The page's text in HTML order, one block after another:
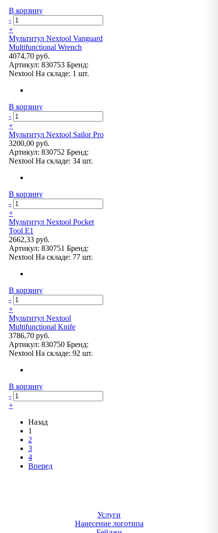
В корзину
-
+
Мультитул Nextool Vanguard
Multifunctional Wrench
4074,70 руб.
Артикул: 830753 Бренд:
Nextool На складе: 1 шт.
В корзину
-
+
Мультитул Nextool Sailor Pro
3200,00 руб.
Артикул: 830752 Бренд:
Nextool На складе: 34 шт.
В корзину
-
+
Мультитул Nextool Pocket
Tool E1
2662,33 руб.
Артикул: 830751 Бренд:
Nextool На складе: 77 шт.
В корзину
-
+
Мультитул Nextool
Multifunctional Knife
3786,70 руб.
Артикул: 830750 Бренд:
Nextool На складе: 92 шт.
В корзину
-
+
Назад
1
2
3
4
Вперед
Услуги
Нанесение логотипа